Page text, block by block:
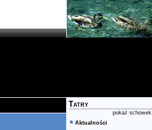
Tatry
pokaż schowek
Aktualności